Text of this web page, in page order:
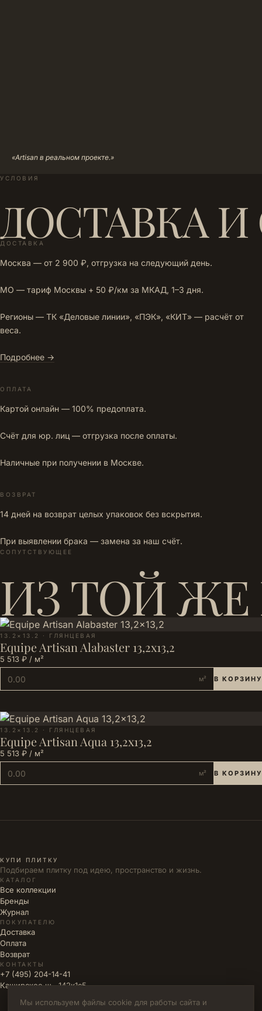
«Artisan в реальном проекте.»
УСЛОВИЯ
ДОСТАВКА
ДОСТАВКА
Москва — от 2 900 ₽, отгрузка на следующий день.
МО — тариф Москвы + 50 ₽/км за МКАД, 1–3 дня.
Регионы — ТК «Деловые линии», «ПЭК», «КИТ» — расчёт от
веса.
Подробнее →
ОПЛАТА
Картой онлайн — 100% предоплата.
Счёт для юр. лиц — отгрузка после оплаты.
Наличные при получении в Москве.
ВОЗВРАТ
14 дней на возврат целых упаковок без вскрытия.
При выявлении брака — замена за наш счёт.
СОПУТСТВУЮЩЕЕ
ИЗ ТОЙ ЖЕ
13.2×13.2 · ГЛЯНЦЕВАЯ
Equipe Artisan Alabaster 13,2x13,2
5 513 ₽ / м²
м² В КОРЗИНУ
13.2×13.2 · ГЛЯНЦЕВАЯ
Equipe Artisan Aqua 13,2x13,2
5 513 ₽ / м²
м² В КОРЗИНУ
КУПИ ПЛИТКУ
Подбираем плитку под идею, пространство и жизнь.
КАТАЛОГ
Все коллекции
Бренды
Журнал
ПОКУПАТЕЛЮ
Доставка
Оплата
Возврат
КОНТАКТЫ
+7 (495) 204-14-41
Каширское ш., 142к1с5
Мы используем файлы cookie для работы сайта и